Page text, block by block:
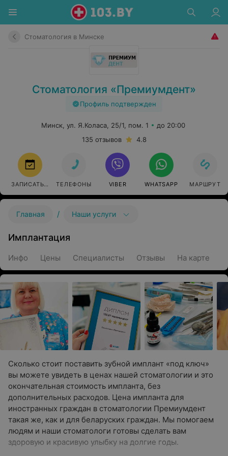
Стоматология в Минске
Стоматология «Премиумдент»
Профиль подтвержден
Минск, ул. Я.Коласа, 25/1, пом. 1
до 20:00
135 отзывов
4.8
ЗАПИСАТЬСЯ ТЕЛЕФОНЫ VIBER WHATSAPP МАРШРУТ
Главная / Наши услуги
Имплантация
Инфо Цены Специалисты Отзывы На карте
Сколько стоит поставить зубной имплант «под ключ»
вы можете увидеть в ценах нашей стоматологии и это
окончательная стоимость импланта, без
дополнительных расходов. Цена импланта для
иностранных граждан в стоматологии Премиумдент
такая же, как и для беларуских граждан. Мы помогаем
людям и наши стоматологи готовы сделать вам
здоровую и красивую улыбку на долгие годы.